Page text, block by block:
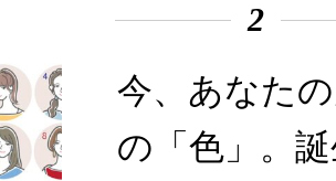
2
今、あなた
の「色」。